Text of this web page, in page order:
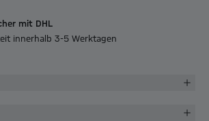
mit DHL
innerhalb 3-5 Werktagen